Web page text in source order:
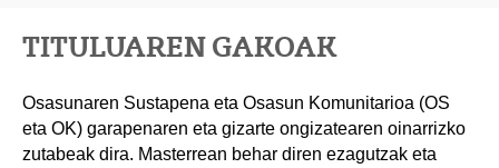
TITULUAREN GAKOAK
Osasunaren Sustapena eta Osasun Komunitarioa (OS
eta OK) garapenaren eta gizarte ongizatearen oinarrizko
zutabeak dira. Masterrean behar diren ezagutzak eta